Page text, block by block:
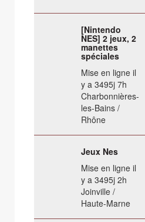
[Nintendo
NES] 2 jeux, 2
manettes
spéciales
Mise en ligne il
y a 3495j 7h
Charbonnières-
les-Bains /
Rhône
Jeux Nes
Mise en ligne il
y a 3495j 2h
Joinville /
Haute-Marne